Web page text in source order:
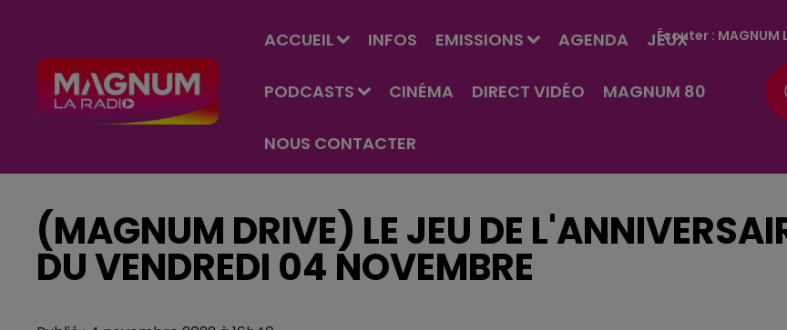
ACCUEIL INFOS EMISSIONS AGENDA JEUX
PODCASTS CINÉMA DIRECT VIDÉO MAGNUM 80
NOUS CONTACTER
Écouter : MAGNUM
(MAGNUM DRIVE) LE JEU DE
DU VENDREDI 04 NOVEMBRE